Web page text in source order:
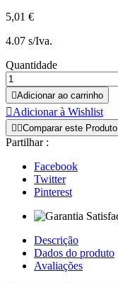
5,01 €
4.07 s/Iva.
Quantidade
Adicionar ao carrinho
Adicionar à Wishlist
 Comparar este Produto
Partilhar :
Facebook
Twitter
Pinterest
Descrição
Dados do produto
Avaliações